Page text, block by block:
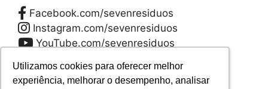
Utilizamos cookies para oferecer melhor
experiência, melhorar o desempenho, analisar
Utilizamos cookies para oferecer melhor
experiência, melhorar o desempenho, analisar
Facebook.com/sevenresiduos
Instagram.com/sevenresiduos
YouTube.com/sevenresiduos
Twitter.com/sevenresiduos